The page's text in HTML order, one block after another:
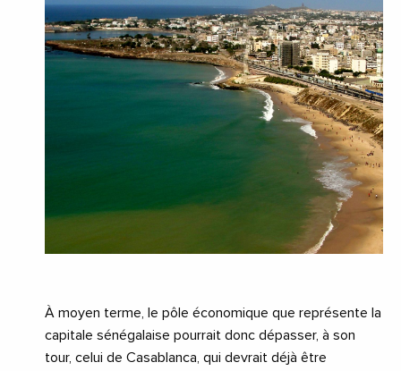
À moyen terme, le pôle économique que représente la
capitale sénégalaise pourrait donc dépasser, à son
tour, celui de Casablanca, qui devrait déjà être